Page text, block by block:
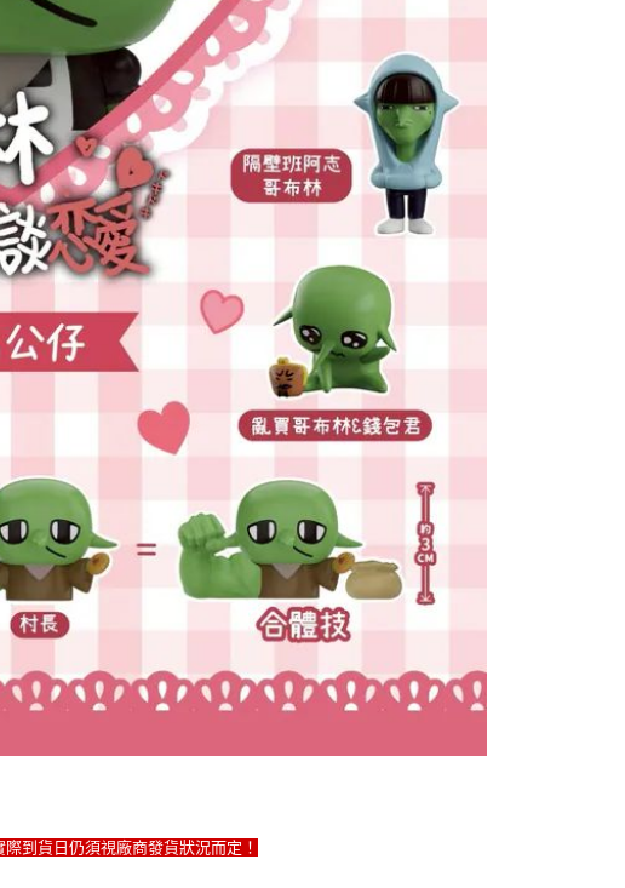
到貨日仍須視廠商發貨狀況而定！